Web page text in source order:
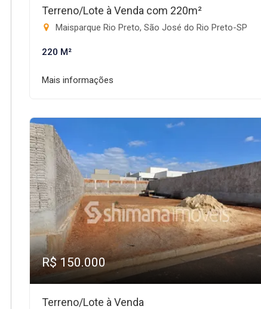
Terreno/Lote à Venda com 220m²
Maisparque Rio Preto, São José do Rio Preto-SP
220 M²
Mais informações
R$ 150.000
Terreno/Lote à Venda